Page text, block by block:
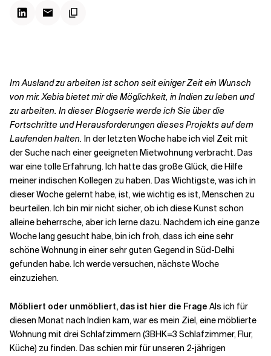
Verwandte Themen
Im Ausland zu arbeiten ist schon seit einiger Zeit ein Wunsch
von mir. Xebia bietet mir die Möglichkeit, in Indien zu leben und
zu arbeiten. In dieser Blogserie werde ich Sie über die
Fortschritte und Herausforderungen dieses Projekts auf dem
Laufenden halten. In der letzten Woche habe ich viel Zeit mit
der Suche nach einer geeigneten Mietwohnung verbracht. Das
war eine tolle Erfahrung. Ich hatte das große Glück, die Hilfe
meiner indischen Kollegen zu haben. Das Wichtigste, was ich in
dieser Woche gelernt habe, ist, wie wichtig es ist, Menschen zu
beurteilen. Ich bin mir nicht sicher, ob ich diese Kunst schon
alleine beherrsche, aber ich lerne dazu. Nachdem ich eine ganze
Woche lang gesucht habe, bin ich froh, dass ich eine sehr
schöne Wohnung in einer sehr guten Gegend in Süd-Delhi
gefunden habe. Ich werde versuchen, nächste Woche
einzuziehen.
Möbliert oder unmöbliert, das ist hier die Frage Als ich für
diesen Monat nach Indien kam, war es mein Ziel, eine möblierte
Wohnung mit drei Schlafzimmern (3BHK=3 Schlafzimmer, Flur,
Küche) zu finden. Das schien mir für unseren 2-jährigen